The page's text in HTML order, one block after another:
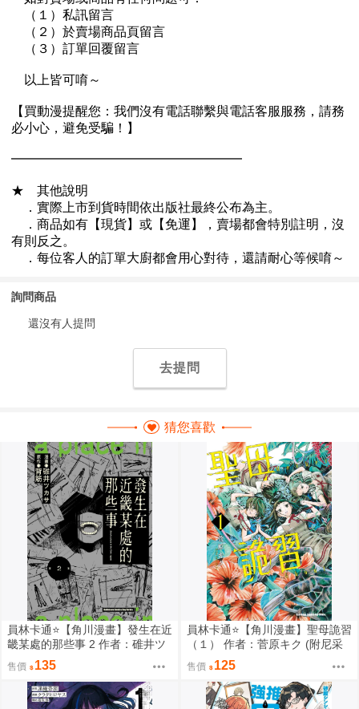
詢問商品
還沒有人提問
去提問
猜您喜歡
員林卡通⭐️【角川漫畫】發生在近
畿某處的那些事 2 作者：碓井ツ
カサ (附尼采書套)
售價 135
員林卡通⭐️【角川漫畫】聖母詭習
（１） 作者：菅原キク (附尼采
售價 125